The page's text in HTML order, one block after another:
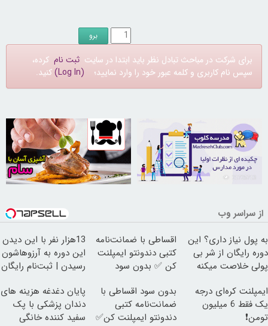
برای شرکت در مباحث تبادل نظر باید ابتدا در سایت ثبت نام کرده،
سپس نام کاربری و کلمه عبور خود را وارد نمایید؛ (Log In) کنید.
30252418
از سراسر وب
به پول نیاز داری؟ این
دوره رایگان از شر بی
پولی خلاصت میکنه
اقساطی با ضمانت‌نامه
کتبی دندونتو ایمپلنت
کن ✅ بدون سود
13هزار نفر با این دیدن
این دوره به آرزوهاشون
رسیدن | ثبت‌‌نام رایگان
ایمپلنت کره‌ای درجه
یک فقط 6 میلیون
تومن❗
بدون سود اقساطی با
ضمانت‌نامه کتبی
دندونتو ایمپلنت کن✅
پایان دغدغه هزینه های
دندان پزشکی با پک
سفید کننده خانگی